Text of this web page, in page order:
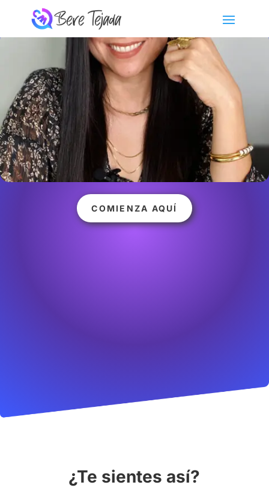
IMPULSA LAS VENTAS DE TU NEGOCIO
Generadora de Clientes Potenciales
Estás en el lugar correcto para aprender cómo hacerlo por
ti mism@ó, si prefieres,puedo implementar la estrategia
adecuada para tu negocio.
COMIENZA AQUÍ
¿Te sientes así?